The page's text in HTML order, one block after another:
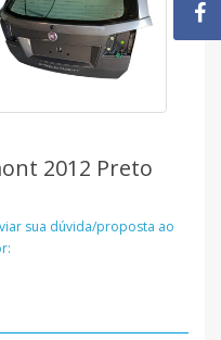
2012 Preto
sua dúvida/proposta ao